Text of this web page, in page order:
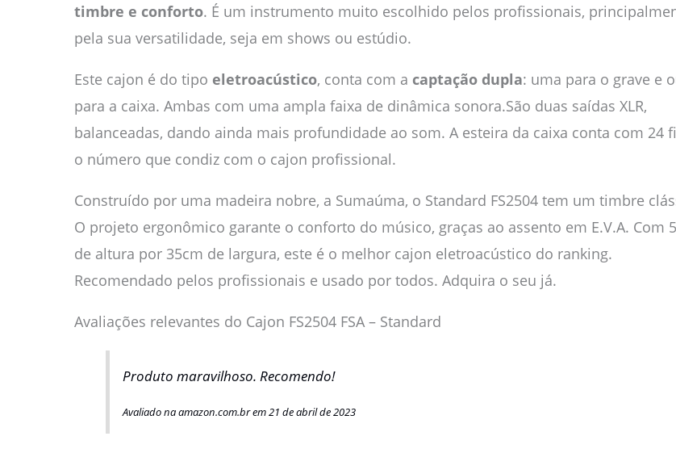
timbre e conforto. É um instrumento muito escolhido pelos profissionais,
pela sua versatilidade, seja em shows ou estúdio.
Este cajon é do tipo eletroacústico, conta com a captação dupla: uma para o grave e
para a caixa. Ambas com uma ampla faixa de dinâmica sonora.São duas saídas XLR,
balanceadas, dando ainda mais profundidade ao som. A esteira da caixa conta com 24
o número que condiz com o cajon profissional.
Construído por uma madeira nobre, a Sumaúma, o Standard FS2504 tem um timbre
O projeto ergonômico garante o conforto do músico, graças ao assento em E.V.A. Com
de altura por 35cm de largura, este é o melhor cajon eletroacústico do ranking.
Recomendado pelos profissionais e usado por todos. Adquira o seu já.
Avaliações relevantes do Cajon FS2504 FSA – Standard
Produto maravilhoso. Recomendo!
Avaliado na amazon.com.br em 21 de abril de 2023